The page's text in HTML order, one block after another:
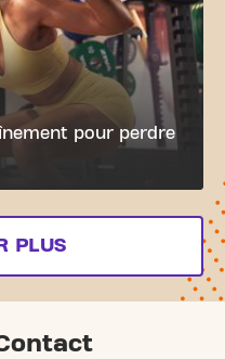
pour perdre
PLUS